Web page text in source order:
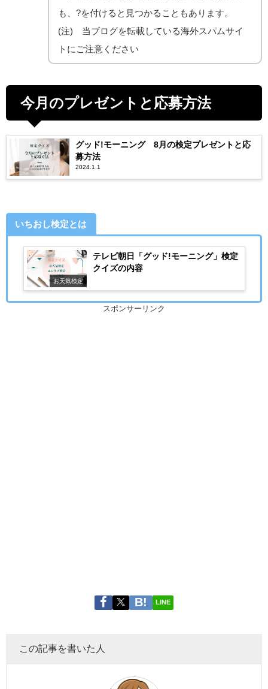
も、?を付けると見つかることもあります。
(注) 当ブログを転載している海外スパムサイ
トにご注意ください
今月のプレゼントと応募方法
グッド!モーニング 8月の検定プレゼントと応
募方法
2024.1.1
いちおし検定とは
お天気検定
テレビ朝日「グッド!モーニング」検定
クイズの内容
スポンサーリンク
LINE
この記事を書いた人